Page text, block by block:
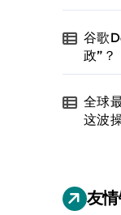
谷歌
政”？
全球
这波
友